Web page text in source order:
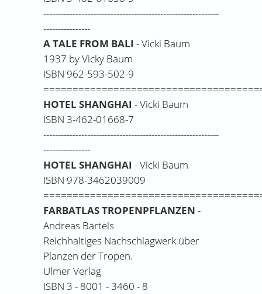
------------------------------------------------------------
----------------
A TALE FROM BALI - Vicki Baum
1937 by Vicky Baum
ISBN 962-593-502-9
HOTEL SHANGHAI - Vicki Baum
ISBN 3-462-01668-7
------------------------------------------------------------
----------------
HOTEL SHANGHAI - Vicki Baum
ISBN 978-3462039009
FARBATLAS TROPENPFLANZEN -
Andreas Bärtels
Reichhaltiges Nachschlagwerk über
Planzen der Tropen.
Ulmer Verlag
ISBN 3 - 8001 - 3460 - 8